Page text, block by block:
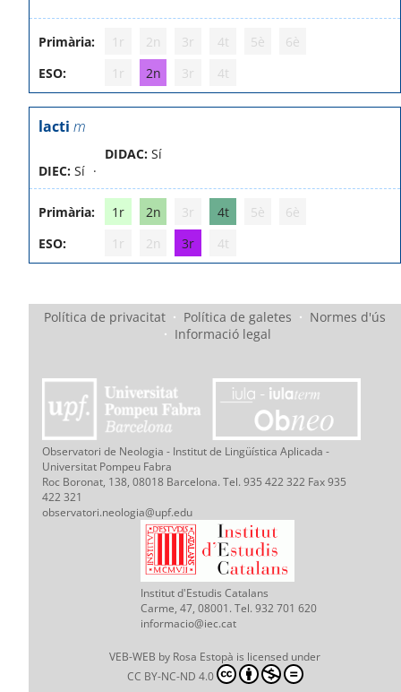
Primària: 1r 2n 3r 4t 5è
6è
ESO:
1r 2n 3r 4t
lacti m
DIEC: Sí
DIDAC: Sí
Primària: 1r 2n 3r 4t 5è
6è
ESO:
1r 2n 3r 4t
Política de privacitat · Política de galetes · Normes d'ús
· Informació legal
Observatori de Neologia - Institut de Lingüística Aplicada -
Universitat Pompeu Fabra
Roc Boronat, 138, 08018 Barcelona. Tel. 935 422 322 Fax 935
422 321
observatori.neologia@upf.edu
Institut d'Estudis Catalans
Carme, 47, 08001. Tel. 932 701 620
informacio@iec.cat
VEB-WEB by Rosa Estopà is licensed under
CC BY-NC-ND 4.0